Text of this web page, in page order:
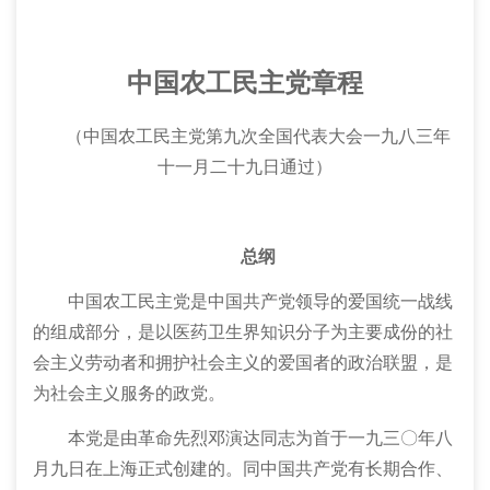
中国农工民主党章程
（中国农工民主党第九次全国代表大会一九八三年
十一月二十九日通过）
总纲
中国农工民主党是中国共产党领导的爱国统一战线
的组成部分，是以医药卫生界知识分子为主要成份的社
会主义劳动者和拥护社会主义的爱国者的政治联盟，是
为社会主义服务的政党。
本党是由革命先烈邓演达同志为首于一九三〇年八
月九日在上海正式创建的。同中国共产党有长期合作、